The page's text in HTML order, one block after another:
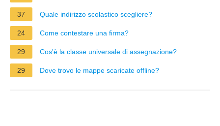
37 Quale indirizzo scolastico scegliere?
24 Come contestare una firma?
29 Cos'è la classe universale di assegnazione?
29 Dove trovo le mappe scaricate offline?